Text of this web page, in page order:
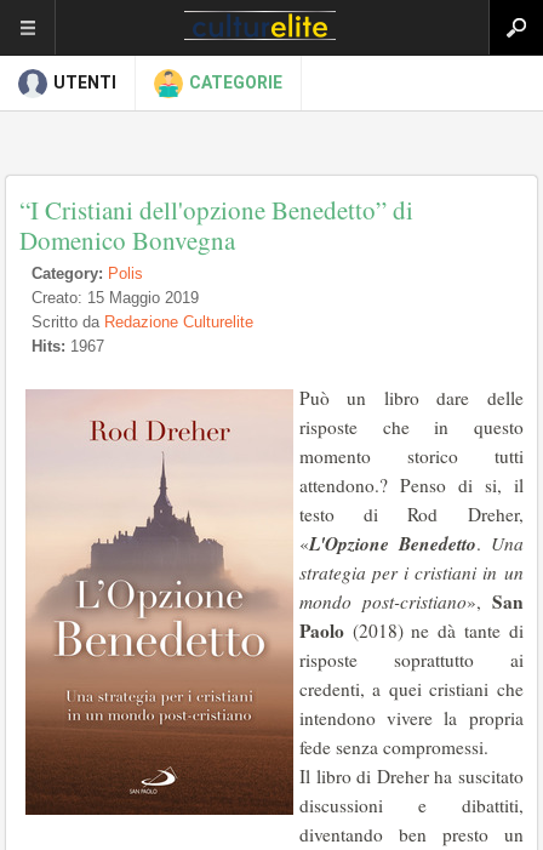
UTENTI CATEGORIE
“I Cristiani dell'opzione Benedetto” di
Domenico Bonvegna
Category: Polis
Creato: 15 Maggio 2019
Scritto da Redazione Culturelite
Hits: 1967
Può un libro dare delle
risposte che in questo
momento storico tutti
attendono.? Penso di si, il
testo di Rod Dreher,
«L'Opzione Benedetto. Una
strategia per i cristiani in un
mondo post-cristiano», San
Paolo (2018) ne dà tante di
risposte soprattutto ai
credenti, a quei cristiani che
intendono vivere la propria
fede senza compromessi.
Il libro di Dreher ha suscitato
discussioni e dibattiti,
diventando ben presto un